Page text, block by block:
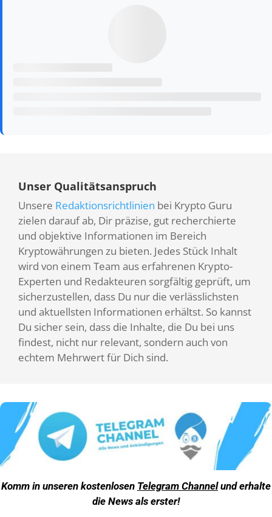
Unser Qualitätsanspruch
Unsere Redaktionsrichtlinien bei Krypto Guru
zielen darauf ab, Dir präzise, gut recherchierte
und objektive Informationen im Bereich
Kryptowährungen zu bieten. Jedes Stück Inhalt
wird von einem Team aus erfahrenen Krypto-
Experten und Redakteuren sorgfältig geprüft, um
sicherzustellen, dass Du nur die verlässlichsten
und aktuellsten Informationen erhältst. So kannst
Du sicher sein, dass die Inhalte, die Du bei uns
findest, nicht nur relevant, sondern auch von
echtem Mehrwert für Dich sind.
Komm in unseren kostenlosen Telegram Channelund erhalte
die News als erster!